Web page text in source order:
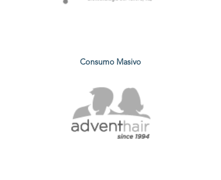
Consumo Masivo